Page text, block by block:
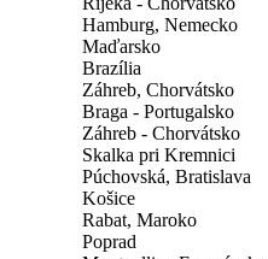
Hamburg, Nemecko
Maďarsko
Brazília
Záhreb, Chorvátsko
Braga - Portugalsko
Záhreb - Chorvátsko
Skalka pri Kremnici
Púchovská, Bratislava
Košice
Rabat, Maroko
Poprad